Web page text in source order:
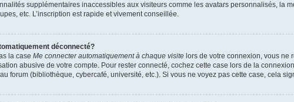
supplémentaires inaccessibles aux visiteurs comme les avatars personnalisés, la
etc. L’inscription est rapide et vivement conseillée.
déconnecté?
la case Me connecter automatiquement à chaque visite lors de votre connexion, vous
abusive de votre compte. Pour rester connecté, cochez cette case lors de la
forum (bibliothèque, cybercafé, université, etc.). Si vous ne voyez pas cette case, cela